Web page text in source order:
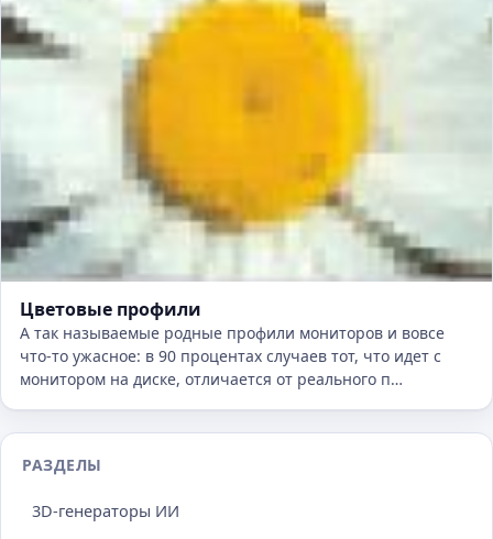
Цветовые профили
А так называемые родные профили мониторов и вовсе
что-то ужасное: в 90 процентах случаев тот, что идет с
монитором на диске, отличается от реального п…
РАЗДЕЛЫ
3D-генераторы ИИ